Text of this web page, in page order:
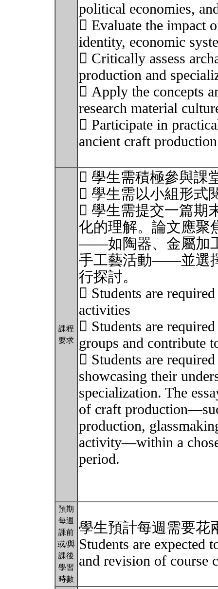
political economies,
 Evaluate the impact
identity, economic
 Critically assess
production and
 Apply the concepts
research material
 Participate in
ancient craft
課程
要求
 學生需積極參與課
 學生需以小組形式
 學生需提交一篇期
化的理解。論文應聚
——如陶器、金屬加
手工藝活動——並選
行探討。
 Students are
activities
 Students are
groups and contribute
 Students are
showcasing their
specialization. The
of craft
production,
activity—within a
period.
預期
每週
課前
或/與
課後
學習
時數
學生預計每週需要花
Students are expected
and revision of course